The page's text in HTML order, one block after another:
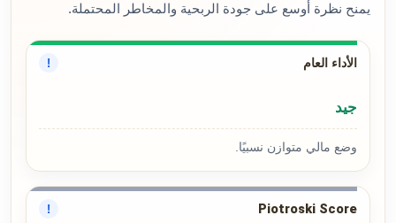
يمنح نظرة أوسع على جودة الربحية والمخاطر المحتملة.
الأداء العام !
جيد
وضع مالي متوازن نسبيًا.
Piotroski Score
!